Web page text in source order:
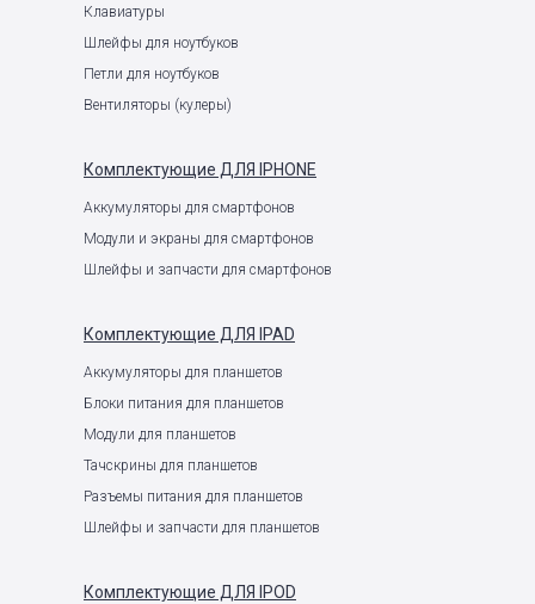
Клавиатуры
Шлейфы для ноутбуков
Петли для ноутбуков
Вентиляторы (кулеры)
Комплектующие ДЛЯ IPHONE
Аккумуляторы для смартфонов
Модули и экраны для смартфонов
Шлейфы и запчасти для смартфонов
Комплектующие ДЛЯ IPAD
Аккумуляторы для планшетов
Блоки питания для планшетов
Модули для планшетов
Тачскрины для планшетов
Разъемы питания для планшетов
Шлейфы и запчасти для планшетов
Комплектующие ДЛЯ IPOD